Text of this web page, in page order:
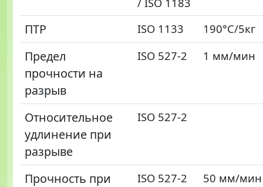
ПТР ISO 1133 190°C/5кг
Предел
прочности на
разрыв
ISO 527-2 1 мм/мин
Относительное
удлинение при
разрыве
ISO 527-2
Прочность при
ISO 527-2 50 мм/мин